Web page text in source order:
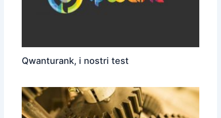
Qwanturank, i nostri test